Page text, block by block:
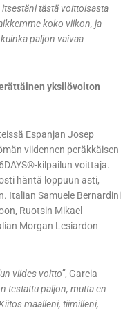
itsestäni tästä voittoisasta
koko viikon, ja
paljon vaivaa
yksilövoiton
Espanjan Josep
viidennen peräkkäisen
kilpailun voittaja.
häntä loppuun asti,
Italian Samuele Bernardini
Ruotsin Mikael
Morgan Lesiardon
viides voitto”, Garcia
testattu paljon, mutta en
maalleni, tiimilleni,